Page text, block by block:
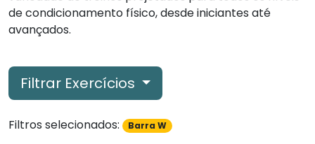
de condicionamento físico, desde iniciantes até
avançados.
Filtrar Exercícios
Filtros selecionados: Barra W